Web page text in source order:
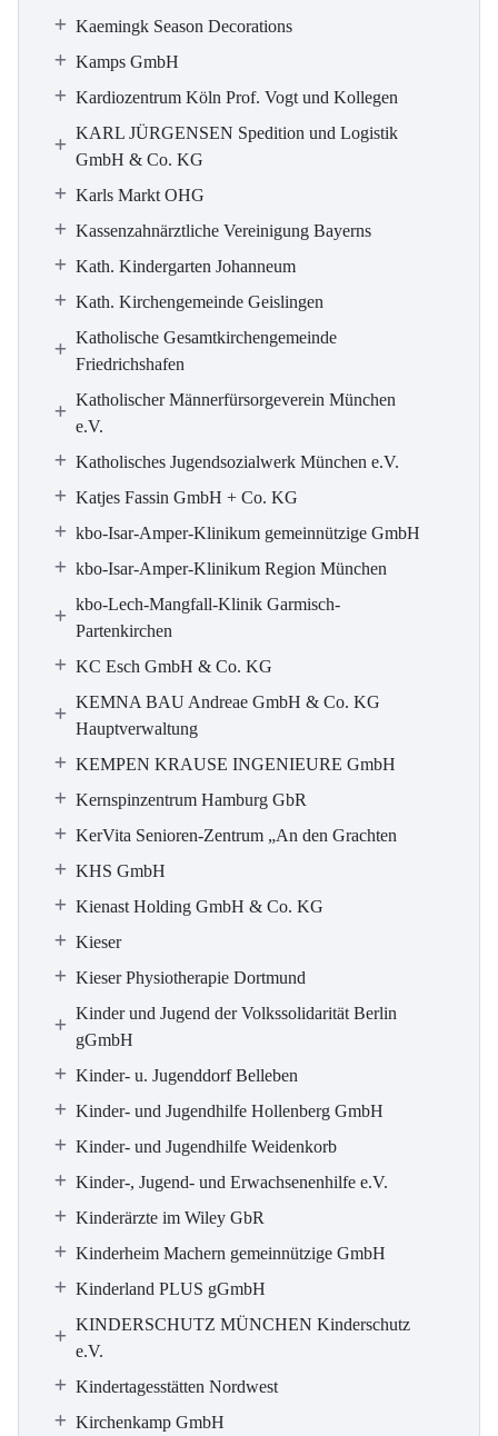
Kaemingk Season Decorations
Kamps GmbH
Kardiozentrum Köln Prof. Vogt und Kollegen
KARL JÜRGENSEN Spedition und Logistik
GmbH & Co. KG
Karls Markt OHG
Kassenzahnärztliche Vereinigung Bayerns
Kath. Kindergarten Johanneum
Kath. Kirchengemeinde Geislingen
Katholische Gesamtkirchengemeinde
Friedrichshafen
Katholischer Männerfürsorgeverein München
e.V.
Katholisches Jugendsozialwerk München e.V.
Katjes Fassin GmbH + Co. KG
kbo-Isar-Amper-Klinikum gemeinnützige GmbH
kbo-Isar-Amper-Klinikum Region München
kbo-Lech-Mangfall-Klinik Garmisch-
Partenkirchen
KC Esch GmbH & Co. KG
KEMNA BAU Andreae GmbH & Co. KG
Hauptverwaltung
KEMPEN KRAUSE INGENIEURE GmbH
Kernspinzentrum Hamburg GbR
KerVita Senioren-Zentrum „An den Grachten
KHS GmbH
Kienast Holding GmbH & Co. KG
Kieser
Kieser Physiotherapie Dortmund
Kinder und Jugend der Volkssolidarität Berlin
gGmbH
Kinder- u. Jugenddorf Belleben
Kinder- und Jugendhilfe Hollenberg GmbH
Kinder- und Jugendhilfe Weidenkorb
Kinder-, Jugend- und Erwachsenenhilfe e.V.
Kinderärzte im Wiley GbR
Kinderheim Machern gemeinnützige GmbH
Kinderland PLUS gGmbH
KINDERSCHUTZ MÜNCHEN Kinderschutz
e.V.
Kindertagesstätten Nordwest
Kirchenkamp GmbH